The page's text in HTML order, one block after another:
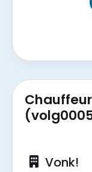
Vonk!